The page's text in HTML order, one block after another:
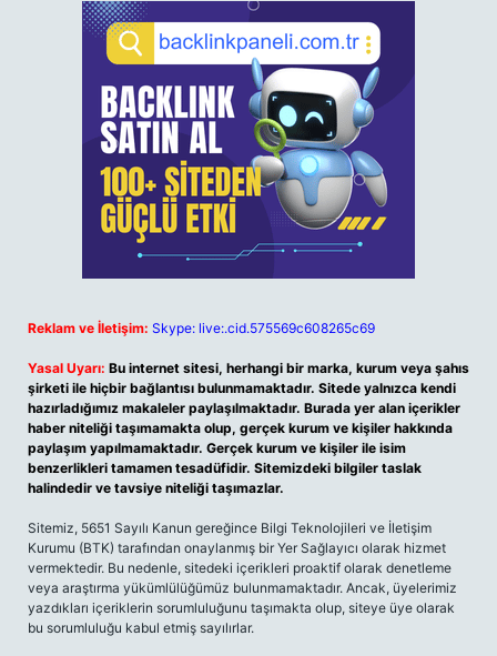
Reklam ve İletişim: Skype: live:.cid.575569c608265c69
Yasal Uyarı: Bu internet sitesi, herhangi bir marka, kurum veya şahıs
şirketi ile hiçbir bağlantısı bulunmamaktadır. Sitede yalnızca kendi
hazırladığımız makaleler paylaşılmaktadır. Burada yer alan içerikler
haber niteliği taşımamakta olup, gerçek kurum ve kişiler hakkında
paylaşım yapılmamaktadır. Gerçek kurum ve kişiler ile isim
benzerlikleri tamamen tesadüfidir. Sitemizdeki bilgiler taslak
halindedir ve tavsiye niteliği taşımazlar.
Sitemiz, 5651 Sayılı Kanun gereğince Bilgi Teknolojileri ve İletişim
Kurumu (BTK) tarafından onaylanmış bir Yer Sağlayıcı olarak hizmet
vermektedir. Bu nedenle, sitedeki içerikleri proaktif olarak denetleme
veya araştırma yükümlülüğümüz bulunmamaktadır. Ancak, üyelerimiz
yazdıkları içeriklerin sorumluluğunu taşımakta olup, siteye üye olarak
bu sorumluluğu kabul etmiş sayılırlar.